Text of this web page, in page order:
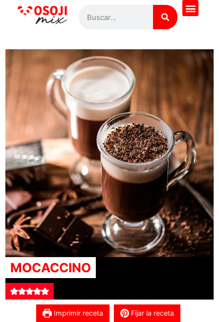
MOCACCINO
Imprimir receta Fijar la receta